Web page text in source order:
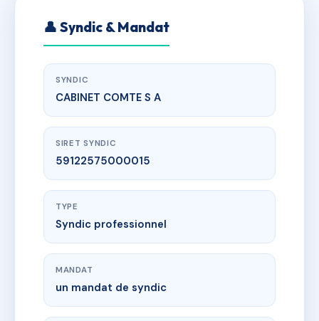
👤 Syndic & Mandat
SYNDIC
CABINET COMTE S A
SIRET SYNDIC
59122575000015
TYPE
Syndic professionnel
MANDAT
un mandat de syndic